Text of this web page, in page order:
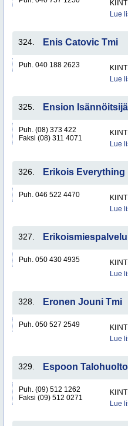
Lue
324. Enis Catovic Tmi
Puh. 040 188 2623
Lue
325. Ension
Puh. (08) 373 422
Faksi (08) 311 4071
Lue
326. Erikois Everything
Puh. 046 522 4470
Lue
327.
Puh. 050 430 4935
Lue
328. Eronen Jouni Tmi
Puh. 050 527 2549
Lue
329. Espoon
Puh. (09) 512 1262
Faksi (09) 512 0271
Lue